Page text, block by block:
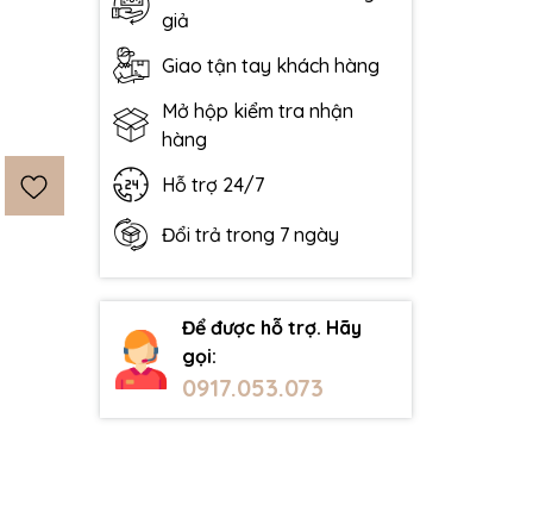
giả
Giao tận tay khách hàng
Mở hộp kiểm tra nhận
hàng
Hỗ trợ 24/7
Đổi trả trong 7 ngày
Để được hỗ trợ. Hãy
gọi:
0917.053.073